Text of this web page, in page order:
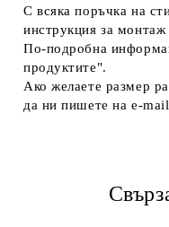
С всяка поръчка на
инструкция за монтаж
По-подробна
продуктите".
Ако желаете размер
да ни пишете на e-